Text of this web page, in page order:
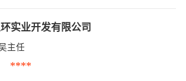
实业开发有限公司
主任
****